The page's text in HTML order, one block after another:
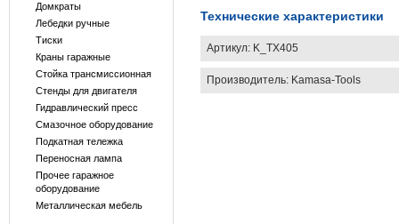
Домкраты
Лебедки ручные
Тиски
Краны гаражные
Стойка трансмиссионная
Стенды для двигателя
Гидравлический пресс
Смазочное оборудование
Подкатная тележка
Переносная лампа
Прочее гаражное
оборудование
Металлическая мебель
Технические характеристики
Артикул: K_TX405
Производитель: Kamasa-Tools